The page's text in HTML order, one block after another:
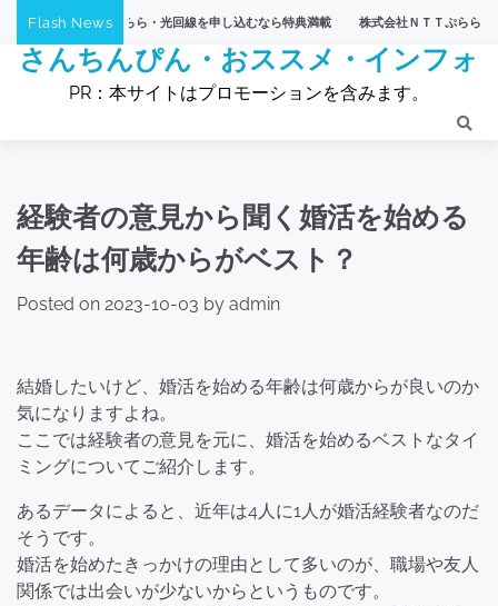
content
Flash News
ＮＴＴぷらら・光回線を申し込むなら特典満載 株式会社ＮＴＴぷらら・【ひかり
さんちんぴん・おススメ・インフォ
PR：本サイトはプロモーションを含みます。
経験者の意見から聞く婚活を始める
年齢は何歳からがベスト？
Posted on 2023-10-03 by admin
結婚したいけど、婚活を始める年齢は何歳からが良いのか
気になりますよね。
ここでは経験者の意見を元に、婚活を始めるベストなタイ
ミングについてご紹介します。
あるデータによると、近年は4人に1人が婚活経験者なのだ
そうです。
婚活を始めたきっかけの理由として多いのが、職場や友人
関係では出会いが少ないからというものです。